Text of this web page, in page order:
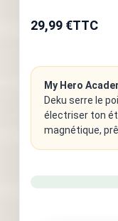
29,99 €TTC
My Hero
Deku serre le
électriser ton
magnétique,